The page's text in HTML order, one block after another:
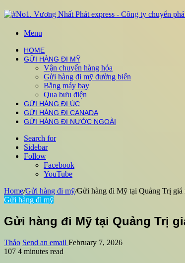
Menu
HOME
GỬI HÀNG ĐI MỸ
Vận chuyển hàng hóa
Gửi hàng đi mỹ đường biển
Bằng máy bay
Qua bưu điện
GỬI HÀNG ĐI ÚC
GỬI HÀNG ĐI CANADA
GỬI HÀNG ĐI NƯỚC NGOÀI
Search for
Sidebar
Follow
Facebook
YouTube
Home/Gửi hàng đi mỹ/Gửi hàng đi Mỹ tại Quảng Trị giá
Gửi hàng đi mỹ
Gửi hàng đi Mỹ tại Quảng Trị
Thảo Send an email February 7, 2026
107 4 minutes read